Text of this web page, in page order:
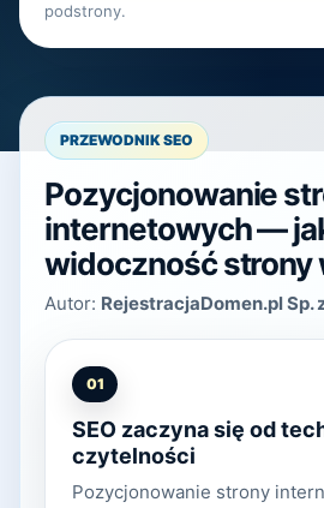
podstrony.
PRZEWODNIK SEO
Pozycjonowanie
internetowych —
widoczność strony
Autor: RejestracjaDomen.pl Sp.
01
SEO zaczyna się od
czytelności
Pozycjonowanie strony